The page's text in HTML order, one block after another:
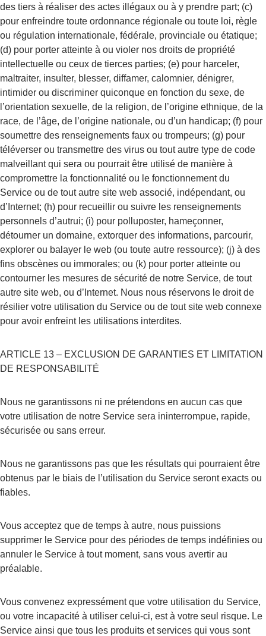
des tiers à réaliser des actes illégaux ou à y prendre part; (c)
pour enfreindre toute ordonnance régionale ou toute loi, règle
ou régulation internationale, fédérale, provinciale ou étatique;
(d) pour porter atteinte à ou violer nos droits de propriété
intellectuelle ou ceux de tierces parties; (e) pour harceler,
maltraiter, insulter, blesser, diffamer, calomnier, dénigrer,
intimider ou discriminer quiconque en fonction du sexe, de
l’orientation sexuelle, de la religion, de l’origine ethnique, de la
race, de l’âge, de l’origine nationale, ou d’un handicap; (f) pour
soumettre des renseignements faux ou trompeurs; (g) pour
téléverser ou transmettre des virus ou tout autre type de code
malveillant qui sera ou pourrait être utilisé de manière à
compromettre la fonctionnalité ou le fonctionnement du
Service ou de tout autre site web associé, indépendant, ou
d’Internet; (h) pour recueillir ou suivre les renseignements
personnels d’autrui; (i) pour polluposter, hameçonner,
détourner un domaine, extorquer des informations, parcourir,
explorer ou balayer le web (ou toute autre ressource); (j) à des
fins obscènes ou immorales; ou (k) pour porter atteinte ou
contourner les mesures de sécurité de notre Service, de tout
autre site web, ou d’Internet. Nous nous réservons le droit de
résilier votre utilisation du Service ou de tout site web connexe
pour avoir enfreint les utilisations interdites.
ARTICLE 13 – EXCLUSION DE GARANTIES ET LIMITATION
DE RESPONSABILITÉ
Nous ne garantissons ni ne prétendons en aucun cas que
votre utilisation de notre Service sera ininterrompue, rapide,
sécurisée ou sans erreur.
Nous ne garantissons pas que les résultats qui pourraient être
obtenus par le biais de l’utilisation du Service seront exacts ou
fiables.
Vous acceptez que de temps à autre, nous puissions
supprimer le Service pour des périodes de temps indéfinies ou
annuler le Service à tout moment, sans vous avertir au
préalable.
Vous convenez expressément que votre utilisation du Service,
ou votre incapacité à utiliser celui-ci, est à votre seul risque. Le
Service ainsi que tous les produits et services qui vous sont